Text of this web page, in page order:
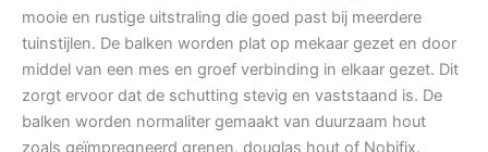
mooie en rustige uitstraling die goed past bij meerdere
tuinstijlen. De balken worden plat op mekaar gezet en door
middel van een mes en groef verbinding in elkaar gezet. Dit
zorgt ervoor dat de schutting stevig en vaststaand is. De
balken worden normaliter gemaakt van duurzaam hout
zoals geïmpregneerd grenen, douglas hout of Nobifix.